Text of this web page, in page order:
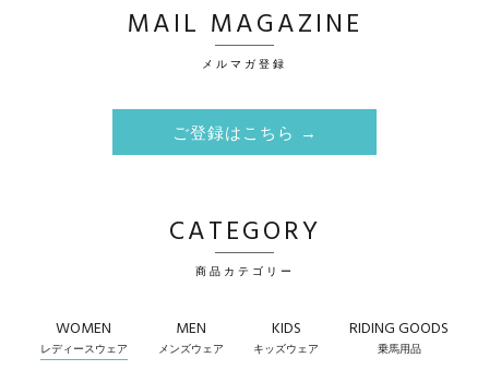
MAIL MAGAZINE
メルマガ登録
ご登録はこちら →
CATEGORY
商品カテゴリー
WOMEN
レディースウェア
MEN
メンズウェア
KIDS
キッズウェア
RIDING GOODS
乗馬用品